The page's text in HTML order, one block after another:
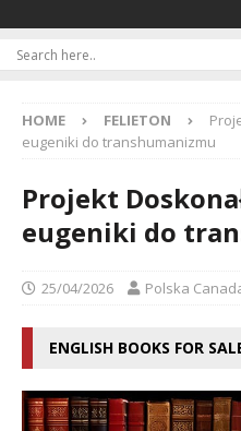
HOME FELIETON
eugeniki do transhumanizmu
Projekt
eugeniki do
25/04/2026 Polska
ENGLISH BOOKS FOR